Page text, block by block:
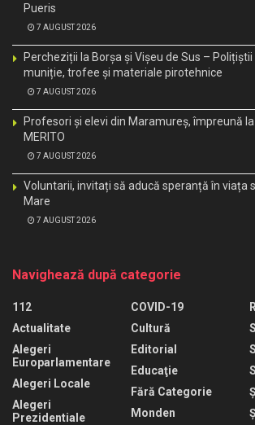
Pueris
7 AUGUST 2026
Percheziții la Borșa și Vișeu de Sus –
muniție, trofee și materiale pirotehnice
7 AUGUST 2026
Profesori și elevi din Maramureș, împreună
MERITO
7 AUGUST 2026
Voluntarii, invitați să aducă speranță în viața
Mare
7 AUGUST 2026
Navighează după categorie
112
Actualitate
Alegeri
Europarlamentare
Alegeri Locale
Alegeri
Prezidentiale
COVID-19
Cultură
Editorial
Educaţie
Fără Categorie
Monden